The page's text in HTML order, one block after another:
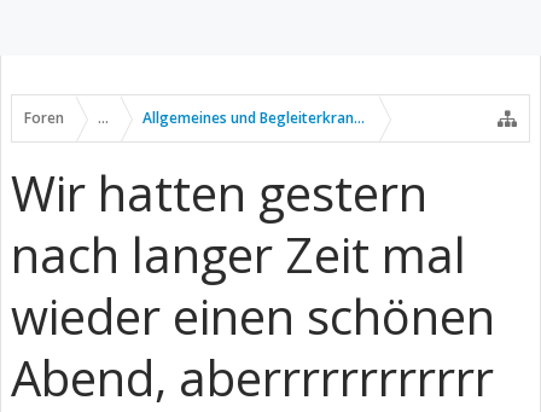
Foren ... Allgemeines und Begleiterkrankungen
Wir hatten gestern
nach langer Zeit mal
wieder einen schönen
Abend, aberrrrrrrrrrrr